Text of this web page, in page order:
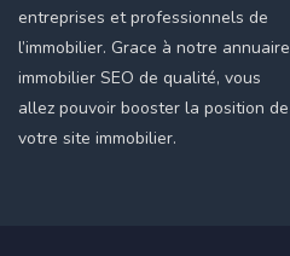
entreprises et professionnels de
l’immobilier. Grace à notre annuaire
immobilier SEO de qualité, vous
allez pouvoir booster la position de
votre site immobilier.